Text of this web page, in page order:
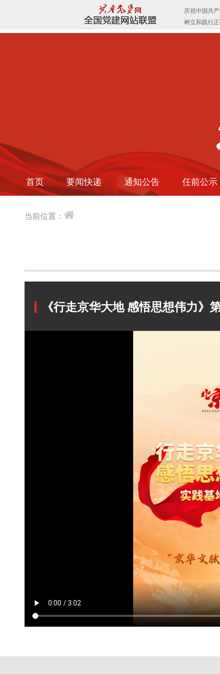
首页 要闻快递 通知公告 任前公示
当前位置：
《行走京华大地 感悟思想伟力》